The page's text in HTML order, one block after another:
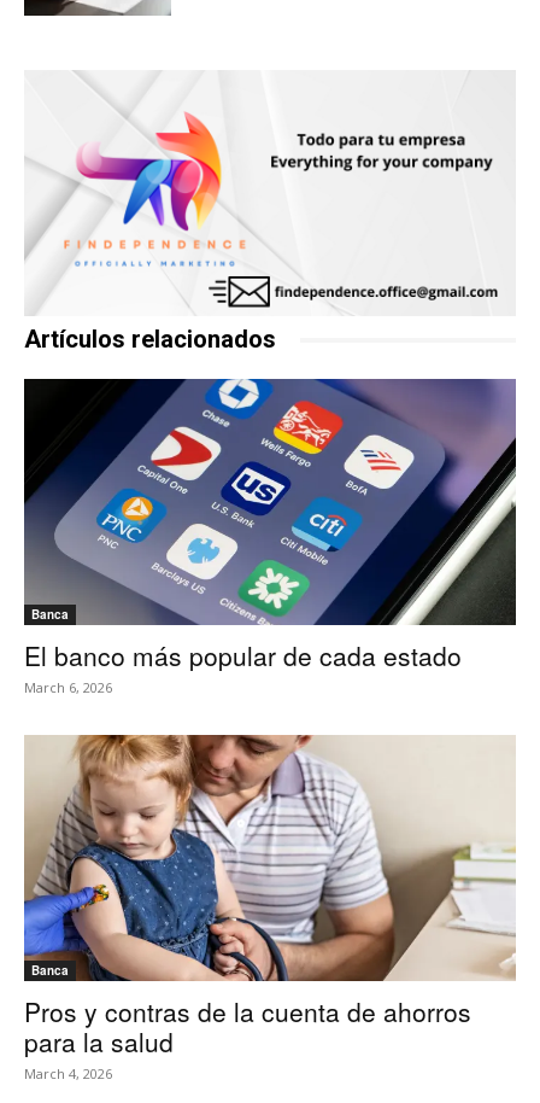
Artículos relacionados
Banca
El banco más popular de cada estado
March 6, 2026
Banca
Pros y contras de la cuenta de ahorros
para la salud
March 4, 2026